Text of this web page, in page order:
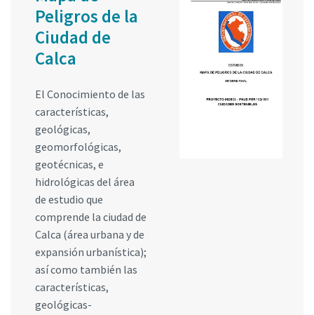
Peligros de la
Ciudad de
Calca
El Conocimiento de las
características,
geológicas,
geomorfológicas,
geotécnicas, e
hidrológicas del área
de estudio que
comprende la ciudad de
Calca (área urbana y de
expansión urbanística);
así como también las
características,
geológicas-